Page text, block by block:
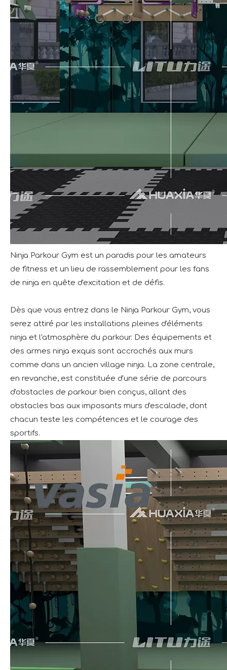
Ninja Parkour Gym est un paradis pour les amateurs
de fitness et un lieu de rassemblement pour les fans
de ninja en quête d'excitation et de défis.
Dès que vous entrez dans le Ninja Parkour Gym, vous
serez attiré par les installations pleines d'éléments
ninja et l'atmosphère du parkour. Des équipements et
des armes ninja exquis sont accrochés aux murs
comme dans un ancien village ninja. La zone centrale,
en revanche, est constituée d'une série de parcours
d'obstacles de parkour bien conçus, allant des
obstacles bas aux imposants murs d'escalade, dont
chacun teste les compétences et le courage des
sportifs.